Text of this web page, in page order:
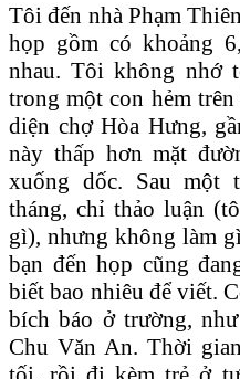
Tôi đến nhà Phạm
họp gồm có khoảng
nhau. Tôi không nhớ
trong một con hẻm
diện chợ Hòa Hưng,
này thấp hơn mặt
xuống dốc. Sau một
tháng, chỉ thảo luận
gì), nhưng không làm
bạn đến họp cũng
biết bao nhiêu để viết.
bích báo ở trường,
Chu Văn An. Thời